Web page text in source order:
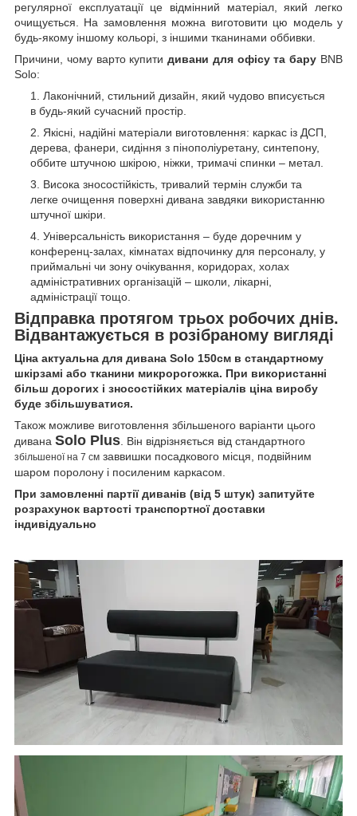
регулярної експлуатації це відмінний матеріал, який легко
очищується. На замовлення можна виготовити цю модель у
будь-якому іншому кольорі, з іншими тканинами оббивки.
Причини, чому варто купитидивани для офісу та бару BNB
Solo:
Лаконічний, стильний дизайн, який чудово вписується
в будь-який сучасний простір.
Якісні, надійні матеріали виготовлення: каркас із ДСП,
дерева, фанери, сидіння з пінополіуретану, синтепону,
оббите штучною шкірою, ніжки, тримачі спинки – метал.
Висока зносостійкість, тривалий термін служби та
легке очищення поверхні дивана завдяки використанню
штучної шкіри.
Універсальність використання – буде доречним у
конференц-залах, кімнатах відпочинку для персоналу, у
приймальні чи зону очікування, коридорах, холах
адміністративних організацій – школи, лікарні,
адміністрації тощо.
Відправка протягом трьох робочих днів.
Відвантажується в розібраному вигляді
Ціна актуальна для дивана Solo 150см в стандартному
шкірзамі або тканини микророгожка. При використанні
більш дорогих і зносостійких матеріалів ціна виробу
буде збільшуватися.
Також можливе виготовлення збільшеного варіанти цього
дивана Solo Plus. Він відрізняється від стандартного
збільшеної на 7 см заввишки посадкового місця, подвійним
шаром поролону і посиленим каркасом.
При замовленні партії диванів (від 5 штук) запитуйте
розрахунок вартості транспортної доставки
індивідуально